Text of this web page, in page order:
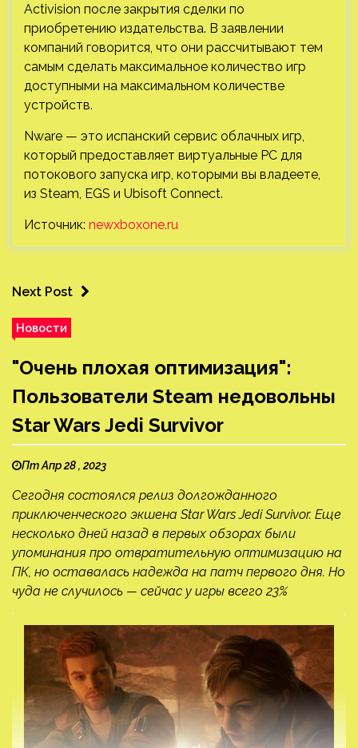
Activision после закрытия сделки по
приобретению издательства. В заявлении
компаний говорится, что они рассчитывают тем
самым сделать максимальное количество игр
доступными на максимальном количестве
устройств.
Nware — это испанский сервис облачных игр,
который предоставляет виртуальные PC для
потокового запуска игр, которыми вы владеете,
из Steam, EGS и Ubisoft Connect.
Источник: newxboxone.ru
Next Post
Новости
"Очень плохая оптимизация":
Пользователи Steam недовольны
Star Wars Jedi Survivor
Пт Апр 28 , 2023
Сегодня состоялся релиз долгожданного
приключенческого экшена Star Wars Jedi Survivor. Еще
несколько дней назад в первых обзорах были
упоминания про отвратительную оптимизацию на
ПК, но оставалась надежда на патч первого дня. Но
чуда не случилось — сейчас у игры всего 23%